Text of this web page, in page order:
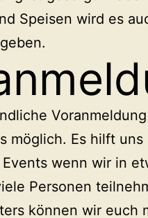
Speisen wird es
möglich. Es hilft uns
wenn wir in
Personen
können wir euch